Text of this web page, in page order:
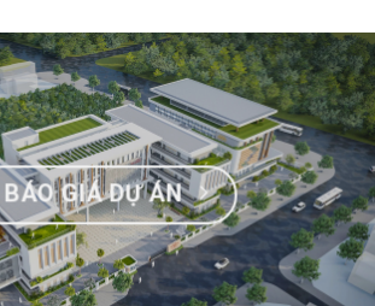
BÁO GIÁ DỰ ÁN